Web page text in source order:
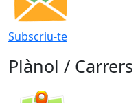
Subscriu-te
Plànol / Carrers